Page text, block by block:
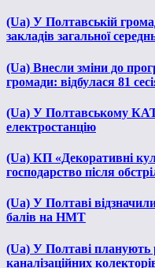
(Ua) У Полтавській
закладів загальної
(Ua) Внесли зміни до
громади: відбулася 81
(Ua) У Полтавському
електростанцію
(Ua) КП «Декоративні
господарство після
(Ua) У Полтаві
балів на НМТ
(Ua) У Полтаві планують
каналізаційних